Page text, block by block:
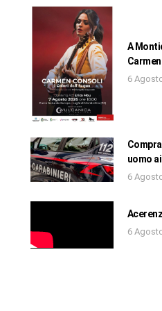
A
6
uomo
6
6